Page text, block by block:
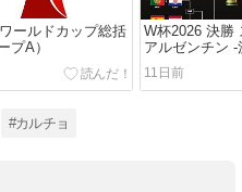
ールドカップ総括
プA）
W杯2026 決勝
アルゼンチン -
11日前
#カルチョ